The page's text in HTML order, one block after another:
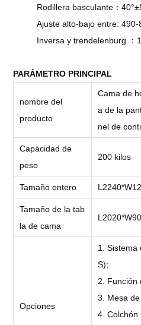
Rodillera basculante：
Ajuste alto-bajo entre: 490-
Inversa y trendelenburg ：
PARÁMETRO PRINCIPAL
nombre del
producto
Cama de
a de la
nel de
Capacidad de
peso
200 kilos
Tamaño entero
Tamaño de la tab
la de cama
Opciones
1. Sistema
S);
2. Función
3. Mesa
4. Colchón